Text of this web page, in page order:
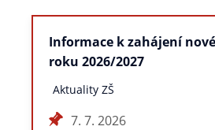
Informace k zahájení
roku 2026/2027
Aktuality ZŠ
7. 7. 2026